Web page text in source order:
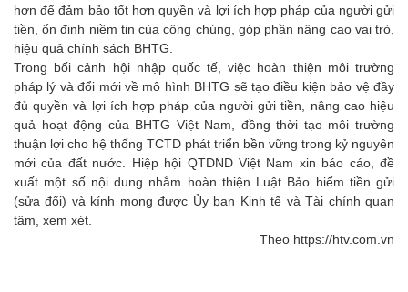
hơn để đảm bảo tốt hơn quyền và lợi ích hợp pháp của người gửi
tiền, ổn định niềm tin của công chúng, góp phần nâng cao vai trò,
hiệu quả chính sách BHTG.
Trong bối cảnh hội nhập quốc tế, việc hoàn thiện môi trường
pháp lý và đổi mới về mô hình BHTG sẽ tạo điều kiện bảo vệ đầy
đủ quyền và lợi ích hợp pháp của người gửi tiền, nâng cao hiệu
quả hoạt động của BHTG Việt Nam, đồng thời tạo môi trường
thuận lợi cho hệ thống TCTD phát triển bền vững trong kỷ nguyên
mới của đất nước. Hiệp hội QTDND Việt Nam xin báo cáo, đề
xuất một số nội dung nhằm hoàn thiện Luật Bảo hiểm tiền gửi
(sửa đổi) và kính mong được Ủy ban Kinh tế và Tài chính quan
tâm, xem xét.
Theo https://htv.com.vn